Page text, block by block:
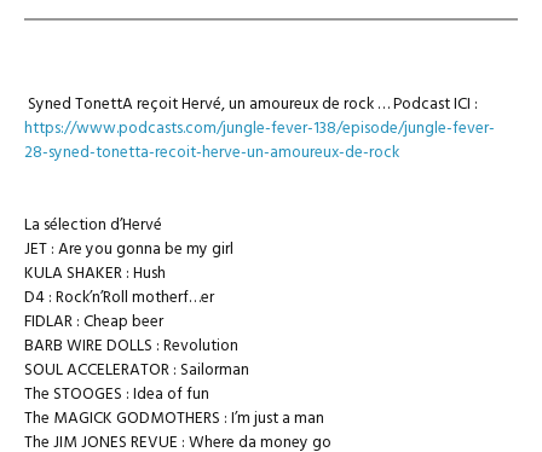
Syned TonettA reçoit Hervé, un amoureux de rock … Podcast ICI :
https://www.podcasts.com/jungle-fever-138/episode/jungle-fever-
28-syned-tonetta-recoit-herve-un-amoureux-de-rock
La sélection d’Hervé
JET : Are you gonna be my girl
KULA SHAKER : Hush
D4 : Rock’n’Roll motherf…er
FIDLAR : Cheap beer
BARB WIRE DOLLS : Revolution
SOUL ACCELERATOR : Sailorman
The STOOGES : Idea of fun
The MAGICK GODMOTHERS : I’m just a man
The JIM JONES REVUE : Where da money go